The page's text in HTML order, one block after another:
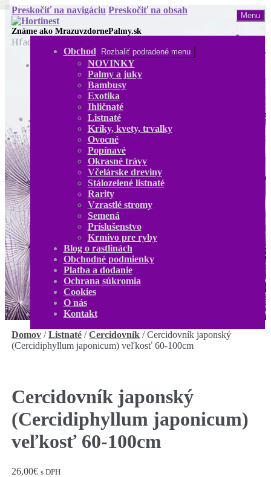
Preskočiť na navigáciu Preskočiť na obsah
Hľadať:
Menu
NOVINKY
Palmy a juky
Bambusy
Exotika
Ihličnaté
Listnaté
Kríky, kvety, trvalky
Ovocné
Popínavé
Okrasné trávy
Včelárske dreviny
Stálozelené listnaté
Rarity
Vzrastlé stromy
Semená
Príslušenstvo
Krmivo pre ryby
Blog o rastlinách
O nás
Kontakt
Obchod Rozbaliť podradené menu
NOVINKY
Palmy a juky
Bambusy
Exotika
Ihličnaté
Listnaté
Kríky, kvety, trvalky
Ovocné
Popínavé
Okrasné trávy
Včelárske dreviny
Stálozelené listnaté
Rarity
Vzrastlé stromy
Semená
Príslušenstvo
Krmivo pre ryby
Blog o rastlinách
Obchodné podmienky
Platba a dodanie
Ochrana súkromia
Cookies
O nás
Kontakt
€ 0 produktov
Domov /Listnaté /Cercidovník /Cercidovník japonský
(Cercidiphyllum japonicum) veľkosť 60-100cm
Cercidovník japonský
(Cercidiphyllum japonicum)
veľkosť 60-100cm
26,00€ s DPH